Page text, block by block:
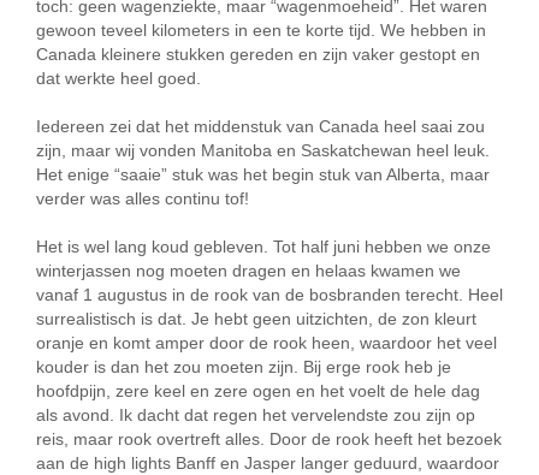
toch: geen wagenziekte, maar “wagenmoeheid”. Het waren
gewoon teveel kilometers in een te korte tijd. We hebben in
Canada kleinere stukken gereden en zijn vaker gestopt en
dat werkte heel goed.
Iedereen zei dat het middenstuk van Canada heel saai zou
zijn, maar wij vonden Manitoba en Saskatchewan heel leuk.
Het enige “saaie” stuk was het begin stuk van Alberta, maar
verder was alles continu tof!
Het is wel lang koud gebleven. Tot half juni hebben we onze
winterjassen nog moeten dragen en helaas kwamen we
vanaf 1 augustus in de rook van de bosbranden terecht. Heel
surrealistisch is dat. Je hebt geen uitzichten, de zon kleurt
oranje en komt amper door de rook heen, waardoor het veel
kouder is dan het zou moeten zijn. Bij erge rook heb je
hoofdpijn, zere keel en zere ogen en het voelt de hele dag
als avond. Ik dacht dat regen het vervelendste zou zijn op
reis, maar rook overtreft alles. Door de rook heeft het bezoek
aan de high lights Banff en Jasper langer geduurd, waardoor